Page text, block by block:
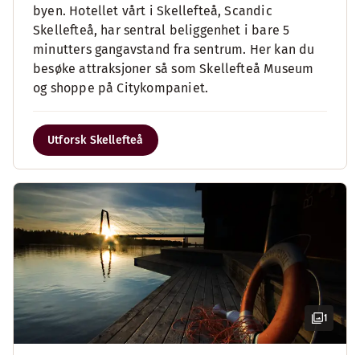
byen. Hotellet vårt i Skellefteå, Scandic
Skellefteå, har sentral beliggenhet i bare 5
minutters gangavstand fra sentrum. Her kan du
besøke attraksjoner så som Skellefteå Museum
og shoppe på Citykompaniet.
Utforsk Skellefteå
1